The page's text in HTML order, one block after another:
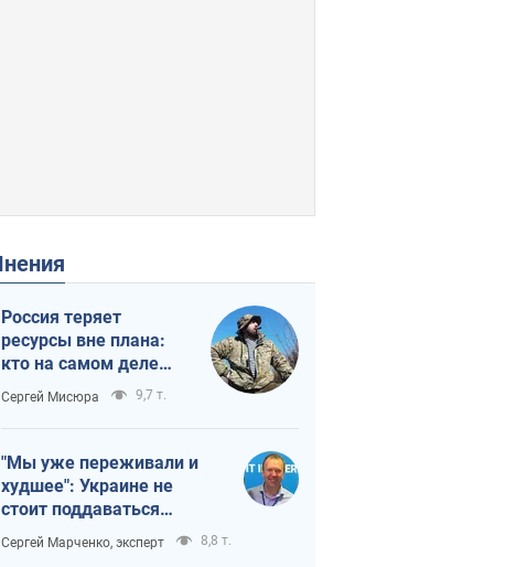
Мнения
Россия теряет
ресурсы вне плана:
кто на самом деле
диктует темп войны
Сергей Мисюра 9,7 т.
"Мы уже переживали и
худшее": Украине не
стоит поддаваться
отчаянию из-за
ракетного террора
Сергей Марченко, эксперт 8,8 т.